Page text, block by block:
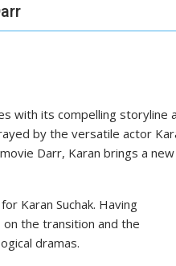
with its compelling storyline
by the versatile actor
Darr, Karan brings a new
Karan Suchak. Having
the transition and the
dramas.